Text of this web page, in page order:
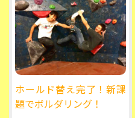
ホールド替え完了！新課
題でボルダリング！